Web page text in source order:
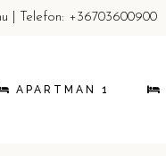
| Telefon: +36703600900
APARTMAN 1